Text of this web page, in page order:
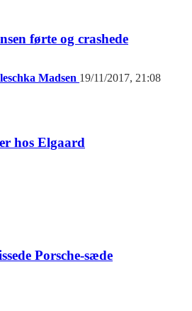
førte og crashede
Madsen 19/11/2017, 21:08
hos Elgaard
Porsche-sæde